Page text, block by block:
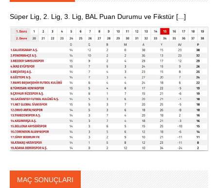
Süper Lig, 2. Lig, 3. Lig, BAL Puan Durumu ve Fikstür [...]
MAÇ SONUÇLARI